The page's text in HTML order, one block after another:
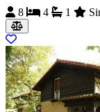
8
4 1